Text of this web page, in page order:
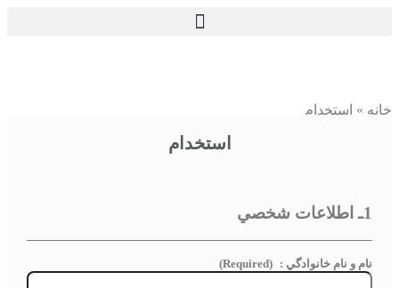
خانه » استخدام
استخدام
1ـ اطلاعات شخصي
نام و نام خانوادگي : (Required)